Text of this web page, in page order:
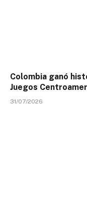
Colombia ganó
Juegos
31/07/2026